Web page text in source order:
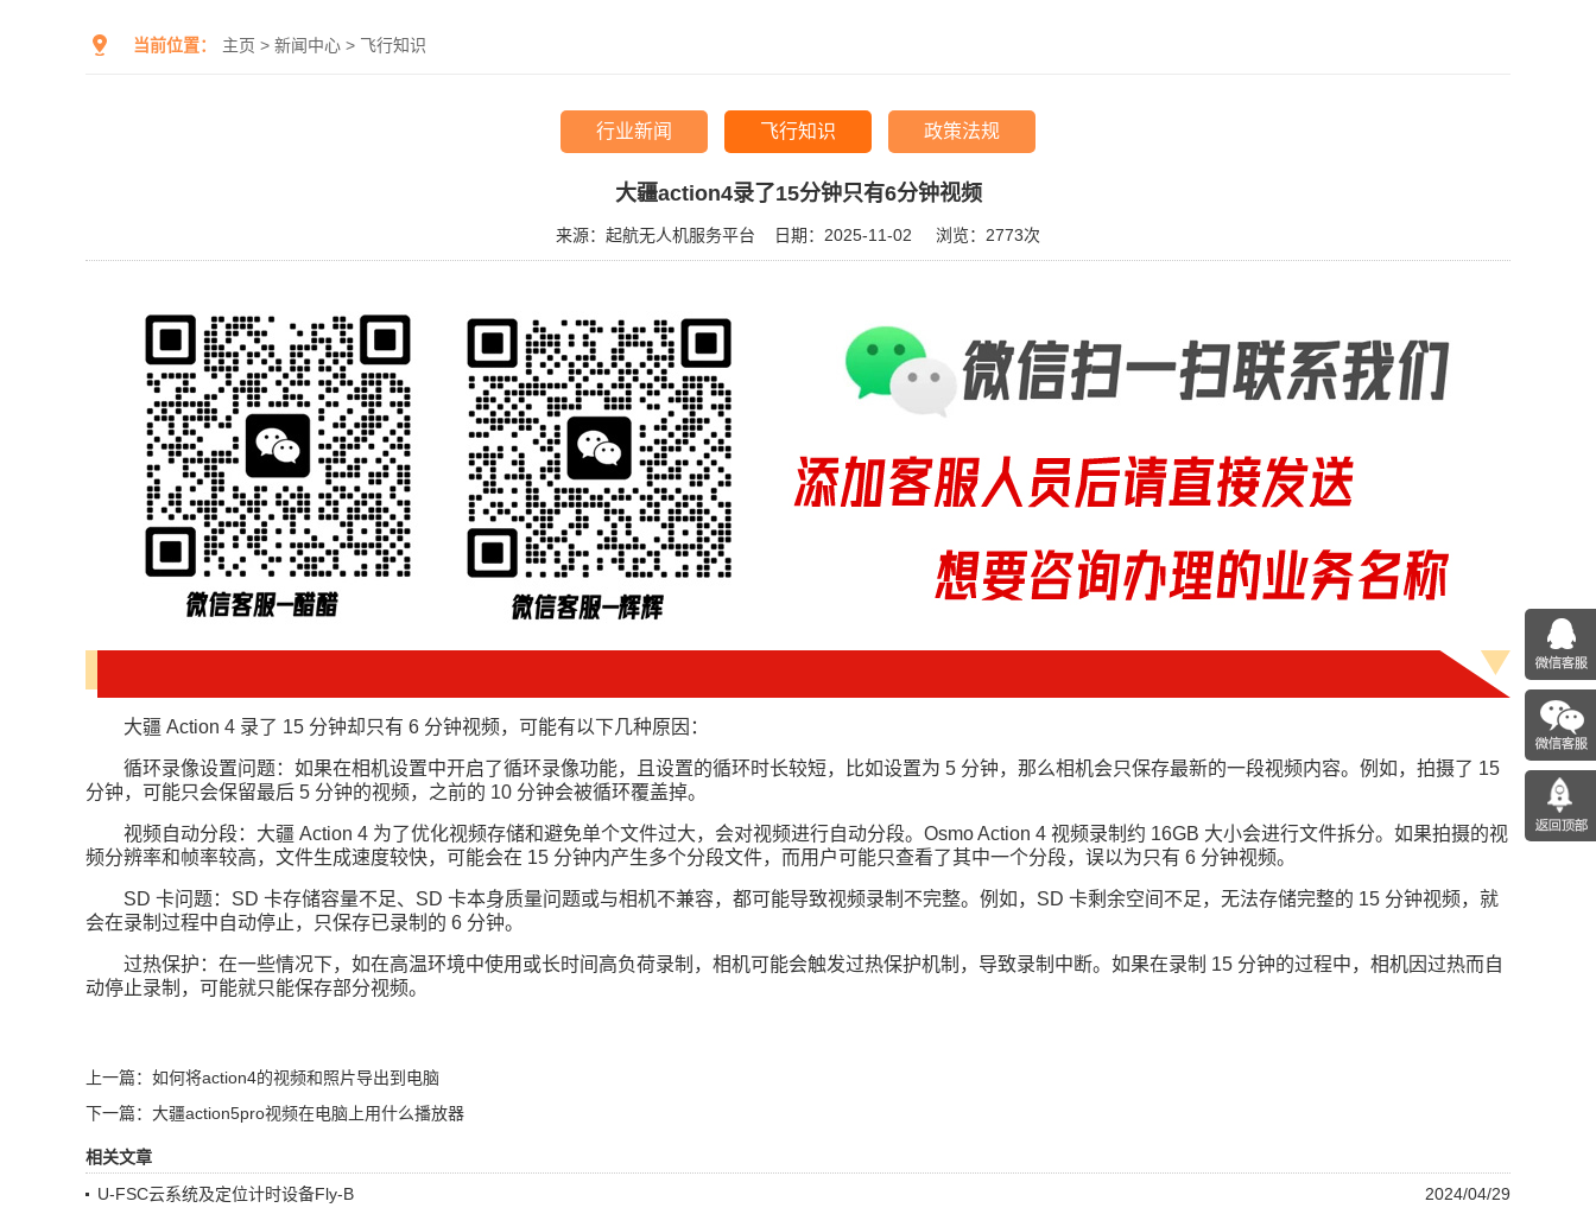
当前位置： 主页 > 新闻中心 > 飞行知识
行业新闻 飞行知识 政策法规
大疆action4录了15分钟只有6分钟视频
来源：起航无人机服务平台 日期：2025-11-02 浏览： 2773次
大疆 Action 4 录了 15 分钟却只有 6 分钟视频，可能有以下几种原因：
循环录像设置问题：如果在相机设置中开启了循环录像功能，且设置的循环时长较短，比如设置为 5 分钟，那么相机会只保存最新的一段视频内容。例如，拍摄了 15
分钟，可能只会保留最后 5 分钟的视频，之前的 10 分钟会被循环覆盖掉。
视频自动分段：大疆 Action 4 为了优化视频存储和避免单个文件过大，会对视频进行自动分段。Osmo Action 4 视频录制约 16GB 大小会进行文件拆分。如果拍摄的视
频分辨率和帧率较高，文件生成速度较快，可能会在 15 分钟内产生多个分段文件，而用户可能只查看了其中一个分段，误以为只有 6 分钟视频。
SD 卡问题：SD 卡存储容量不足、SD 卡本身质量问题或与相机不兼容，都可能导致视频录制不完整。例如，SD 卡剩余空间不足，无法存储完整的 15 分钟视频，就
会在录制过程中自动停止，只保存已录制的 6 分钟。
过热保护：在一些情况下，如在高温环境中使用或长时间高负荷录制，相机可能会触发过热保护机制，导致录制中断。如果在录制 15 分钟的过程中，相机因过热而自
动停止录制，可能就只能保存部分视频。
上一篇：如何将action4的视频和照片导出到电脑
下一篇：大疆action5pro视频在电脑上用什么播放器
相关文章
2024/04/29
U-FSC云系统及定位计时设备Fly-B